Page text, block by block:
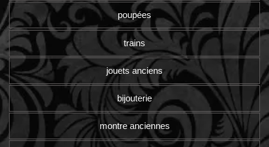
poupées
trains
jouets anciens
bijouterie
montre anciennes